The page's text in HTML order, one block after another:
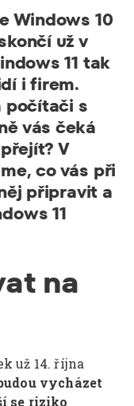
Windows 10
už v
11 tak
i firem.
počítači s
vás čeká
V
co vás při
připravit a
11
na
už 14. října
vycházet
se riziko